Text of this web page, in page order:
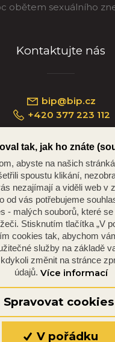
obětem sexuálního
Kontaktujte nás
bip@bip.cz
+420 377 223 112
Republiky 234/35, 301
tak, jak ho znáte
abyste na našich
spoustu klikání,
nezajímají a viděli web v
od vás potřebujeme
- malých souborů, které
Stisknutím tlačítka „V
cookies tak, abychom
služby na základě
změnit na stránce
údajů. Více informací
Spravovat cookies
V pořádku